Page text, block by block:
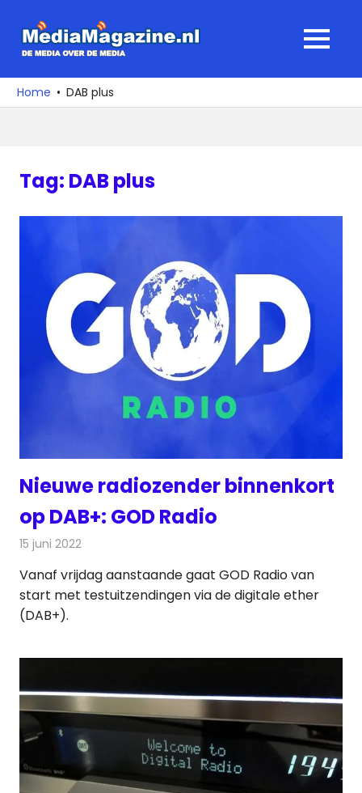
naar
media
over
MENU
Home DAB plus
Tag: DAB plus
Nieuwe radiozender binnenkort
op DAB+: GOD Radio
15 juni 2022
Vanaf vrijdag aanstaande gaat GOD Radio van
start met testuitzendingen via de digitale ether
(DAB+).